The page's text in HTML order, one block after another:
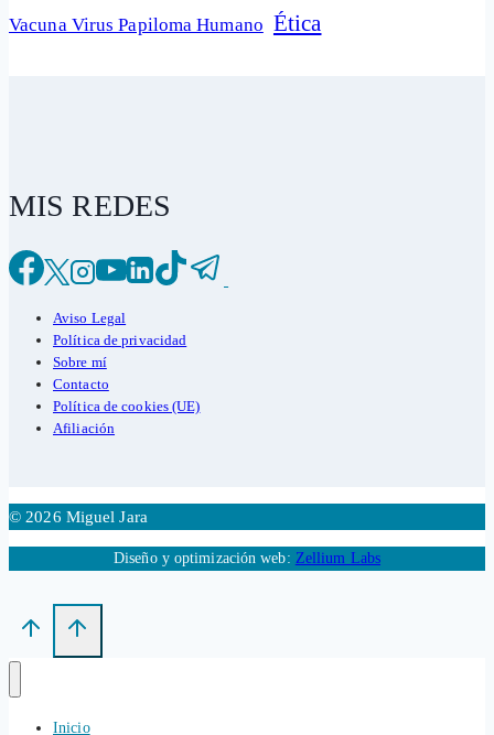
Vacuna Virus Papiloma Humano Ética
MIS REDES
Aviso Legal
Política de privacidad
Sobre mí
Contacto
Política de cookies (UE)
Afiliación
© 2026 Miguel Jara
Diseño y optimización web: Zellium Labs
Inicio